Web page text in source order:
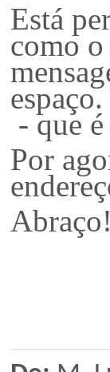
Está
como
- que
Por